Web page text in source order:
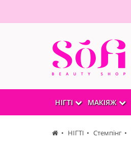
НІГТІ МАКІЯЖ
НІГТІ Стемпінг